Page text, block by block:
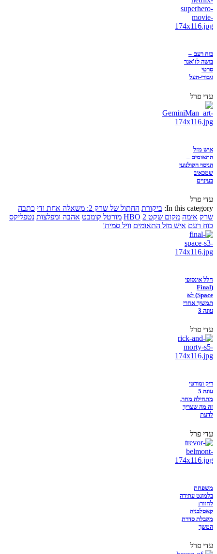
כוח רעם –
בושה לז'אנר
סרטי
גיבורי-העל
עדי פרל
איש מזל
התאומים –
הניסוי הקולנועי
שמכאיב
בעיניים
עדי פרל
In this category: ביקורת החתול של שרק 2: משאלה אחת ודי
כתבה
שרק אימה מקום שקט 2 HBO מורטל קומבט אהבה ומפלצות נטפליקס
כוח רעם איש מזל התאומים וויל סמית'
חלל אינסופי
(Final
Space) לא
תמשיך אחרי
עונה 3
עדי פרל
ריק ומורטי
עונה 5
מתחילה מחר,
זה מה שצריך
לדעת
עדי פרל
משפחת
בלמונט עתידה
לחזור:
קאסלבניה
מקבלת סדרת
המשך
עדי פרל